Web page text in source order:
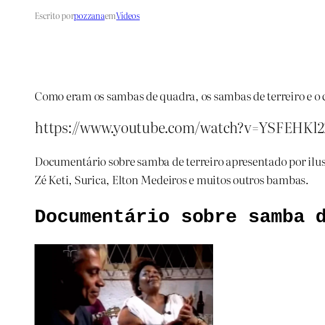
Escrito porpozzanaemVídeos
Como eram os sambas de quadra, os sambas de terreiro e
https://www.youtube.com/
Documentário sobre samba de terreiro apresentado por
Zé Keti, Surica, Elton Medeiros e muitos outros bambas.
Documentário sobre